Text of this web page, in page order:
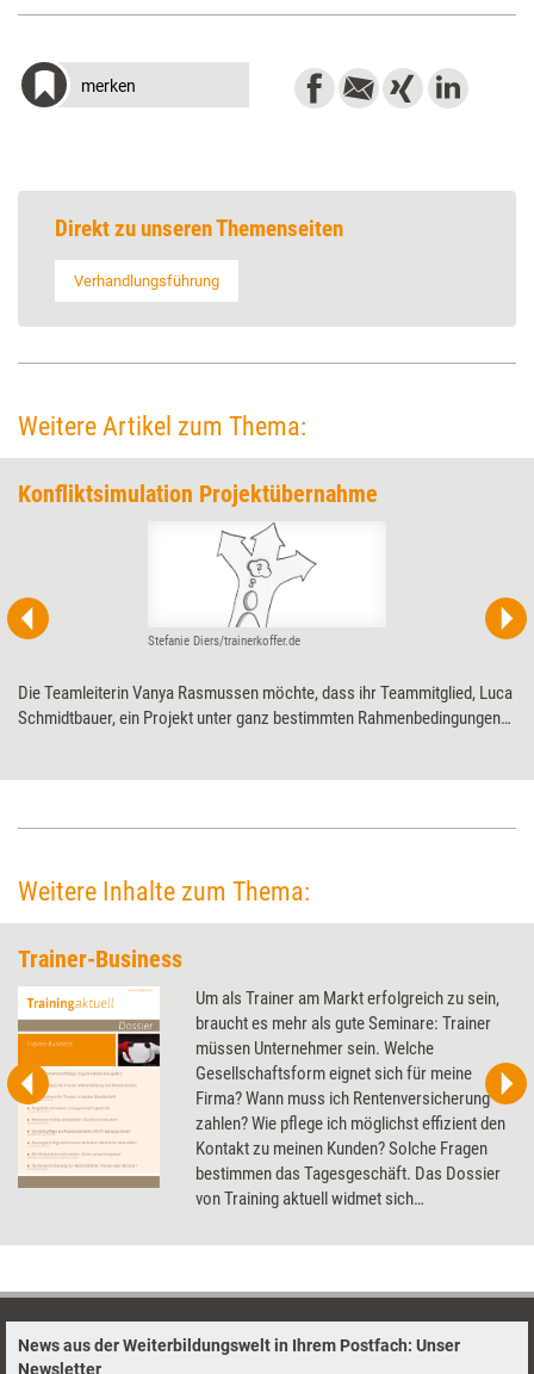
merken
Direkt zu unseren Themenseiten
Verhandlungsführung
Weitere Artikel zum Thema:
Konfliktsimulation Projektübernahme
Stefanie Diers/trainerkoffer.de
Die Teamleiterin Vanya Rasmussen möchte, dass ihr Teammitglied, Luca
Schmidtbauer, ein Projekt unter ganz bestimmten Rahmenbedingungen
Weitere Inhalte zum Thema:
Trainer-Business
Um als Trainer am Markt erfolgreich zu sein,
braucht es mehr als gute Seminare: Trainer
müssen Unternehmer sein. Welche
Gesellschaftsform eignet sich für meine
Firma? Wann muss ich Rentenversicherung
zahlen? Wie pflege ich möglichst effizient den
Kontakt zu meinen Kunden? Solche Fragen
bestimmen das Tagesgeschäft. Das Dossier
von Training aktuell widmet sich
Business, u.a. Honorarverhandlungen,
News aus der Weiterbildungswelt in Ihrem Postfach: Unser
Newsletter